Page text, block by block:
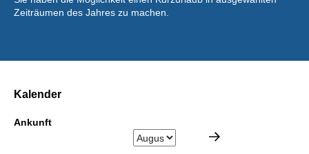
Zeiträumen des Jahres zu machen.
Kalender
Ankunft